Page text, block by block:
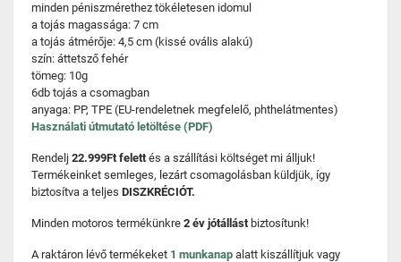
minden péniszmérethez tökéletesen idomul
a tojás magassága: 7 cm
a tojás átmérője: 4,5 cm (kissé ovális alakú)
szín: áttetsző fehér
tömeg: 10g
6db tojás a csomagban
anyaga: PP, TPE (EU-rendeletnek megfelelő, phthelátmentes)
Használati útmutató letöltése (PDF)
Rendelj 22.999Ft felettés a szállítási költséget mi álljuk!
Termékeinket semleges, lezárt csomagolásban küldjük, így
biztosítva a teljes DISZKRÉCIÓT.
Minden motoros termékünkre 2 év jótállást biztosítunk!
A raktáron lévő termékeket 1 munkanap alatt kiszállítjuk vagy